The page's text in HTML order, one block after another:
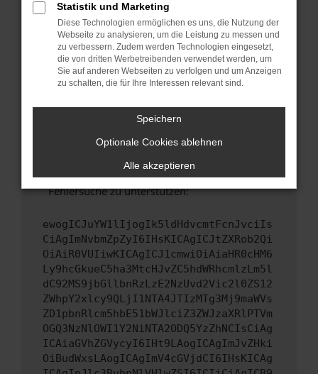
Betriebssystem auf dem neuesten Stand
sind.
Veraltete Software birgt nicht nur ein
Sicherheitsrisiko, sondern kann auch dazu
führen, dass bestimmte Funktionen nicht mehr
unterstützt werden.
Wende dich an den Webseitenbetreiber.
Wenn du alle oben genannten Schritte versucht
hast, kontaktiere uns bitte. Wir werden
versuchen, das Problem zu beheben. Du kannst
uns diesen Text schicken, um uns bei der
Fehlersuche zu unterstützen:
ewogICJuYW1lIjogIk5ldHdvcmtFcnJvciIs
CiAgImNvbmZpZyI6IHsKICAgICJtZXRob2Qi
OiAiR0VUIiwKICAgICJ1cmwiOiAiaHR0cHM6
Ly9hcGkueC5ha3MtcHJvZC5hdWRhcmlzLm5l
dC92MS9jbGllbnRzLzE2NzUvd2Vic2l0ZS12
ZWhpY2xlcy9QLjI1NTA4JTIzMTg3Mj9maWVs
ZD1pbnRlcm5hbE51bWJlciZ3ZWJzaXRlPTVm
OGQ3NzNlOWI1Y2NiNTA2ODQ5YzZhNCIsCiAg
ICAiaGVhZGVycyI6IHt9LAogICAgImJvZHki
OiBudWxsLAogICAgImV4cGVjdCI6IHsKICAg
Statistik und Marketing
Diese Technologien ermöglichen es uns, die Nutzung der
Webseite zu analysieren, um die Leistung zu messen und
zu verbessern. Zudem werden Technologien eingesetzt,
die von dritten Werbetreibenden verwendet werden, um
Sie auf anderen Webseiten zu verfolgen und um Anzeigen
zu schalten, die für Ihre Interessen relevant sind.
Speichern
Optionale Cookies ablehnen
Alle akzeptieren